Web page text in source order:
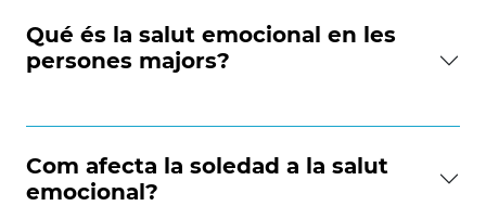
Qué és la salut emocional en les
persones majors?
Com afecta la soledad a la salut
emocional?